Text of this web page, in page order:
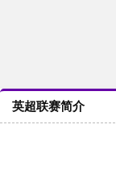
英超联赛简介